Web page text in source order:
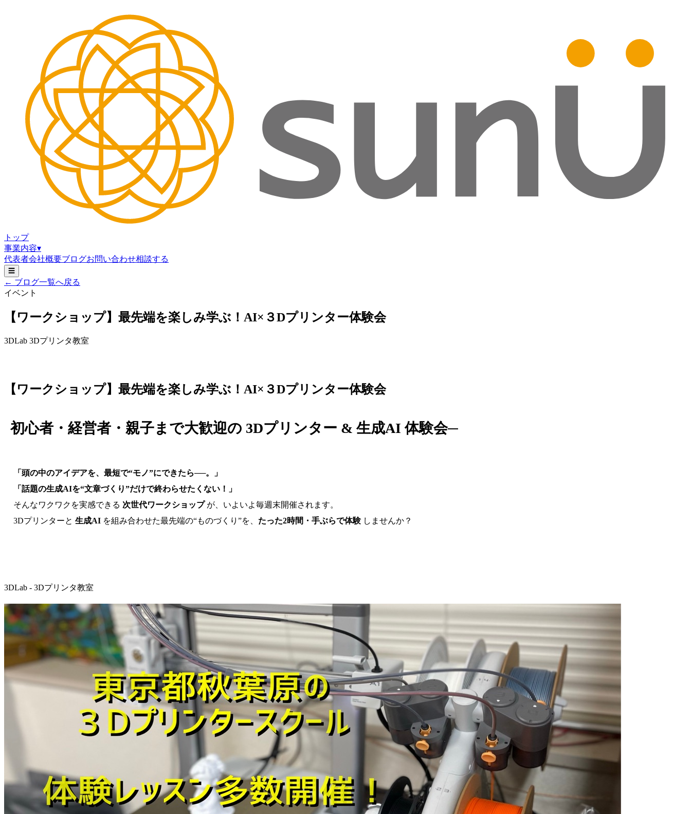
トップ
事業内容▾
代表者会社概要ブログお問い合わせ相談する
☰
← ブログ一覧へ戻る
イベント
【ワークショップ】最先端を楽しみ学ぶ！AI×３Dプリンター体験会
3DLab 3Dプリンタ教室
【ワークショップ】最先端を楽しみ学ぶ！AI×３Dプリンター体験会
初心者・経営者・親子まで大歓迎の 3Dプリンター & 生成AI 体験会─
「頭の中のアイデアを、最短で“モノ”にできたら──。」
「話題の生成AIを“文章づくり”だけで終わらせたくない！」
そんなワクワクを実感できる 次世代ワークショップが、いよいよ毎週末開催されます。
3Dプリンターと 生成AIを組み合わせた最先端の“ものづくり”を、 たった2時間・手ぶらで体験しませんか？
3DLab - 3Dプリンタ教室